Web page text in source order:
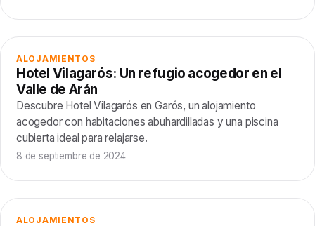
ALOJAMIENTOS
Hotel Vilagarós: Un refugio acogedor en el
Valle de Arán
Descubre Hotel Vilagarós en Garós, un alojamiento
acogedor con habitaciones abuhardilladas y una piscina
cubierta ideal para relajarse.
8 de septiembre de 2024
ALOJAMIENTOS